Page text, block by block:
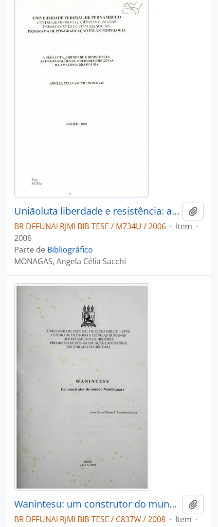
Uniãoluta liberdade e resistência: as organizaçoes de mulheres indígenas da Amazonia brasileira
BR DFFUNAI RJMI BIB-TESE / M734U / 2006 · Item ·
2006
Parte de Bibliográfico
MONAGAS, Angela Célia Sacchi
Wanintesu: um construtor do mundo Nambiquara
BR DFFUNAI RJMI BIB-TESE / C837W / 2008 · Item ·